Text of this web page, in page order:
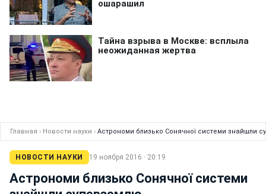
Главная › Новости науки › Астрономи близько Сонячної системи знайшли
НОВОСТИ НАУКИ 19 ноября 2016 · 20:19
Астрономи близько Сонячної системи